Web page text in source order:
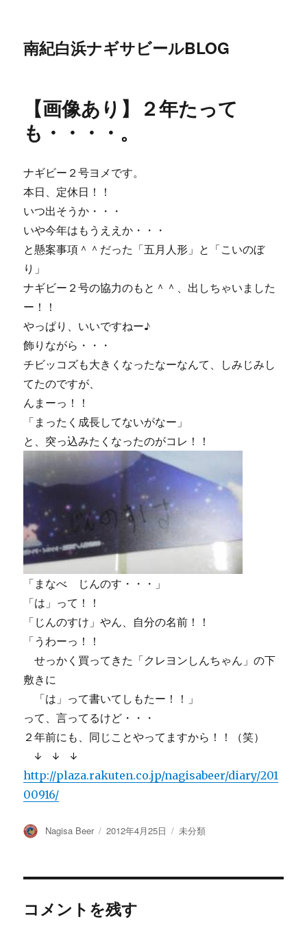
南紀白浜ナギサビールBLOG
【画像あり】２年たって
も・・・・。
ナギビー２号ヨメです。
本日、定休日！！
いつ出そうか・・・
いや今年はもうええか・・・
と懸案事項＾＾だった「五月人形」と「こいのぼ
り」
ナギビー２号の協力のもと＾＾、出しちゃいました
ー！！
やっぱり、いいですねー♪
飾りながら・・・
チビッコズも大きくなったなーなんて、しみじみし
てたのですが、
んまーっ！！
「まったく成長してないがなー」
と、突っ込みたくなったのがコレ！！
「まなべ じんのす・・・」
「は」って！！
「じんのすけ」やん、自分の名前！！
「うわーっ！！
せっかく買ってきた「クレヨンしんちゃん」の下
敷きに
「は」って書いてしもたー！！」
って、言ってるけど・・・
２年前にも、同じことやってますから！！（笑）
↓ ↓ ↓
http://plaza.rakuten.co.jp/nagisabeer/diary/201
00916/
投
Nagisa Beer
投
2012年4月25日
カ
未分類
コメントを残す